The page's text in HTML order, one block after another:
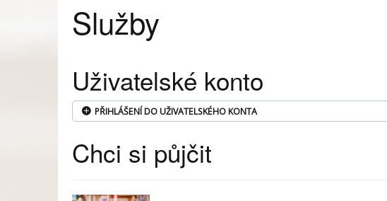
Služby
Uživatelské konto
PŘIHLÁŠENÍ DO UŽIVATELSKÉHO KONTA
Chci si půjčit